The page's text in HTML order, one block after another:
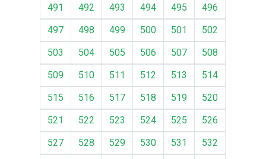
491
492 493 494 495
496
497
498 499 500 501
502
503
504 505 506 507
508
509
510 511 512 513
514
515
516 517 518 519
520
521
522 523 524 525
526
527
528 529 530 531
532